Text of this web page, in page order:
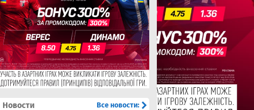
Новости Все новости: